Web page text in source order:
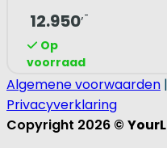
12.950,-
Op
voorraad
Algemene voorwaarden |
Privacyverklaring
Copyright 2026 ©